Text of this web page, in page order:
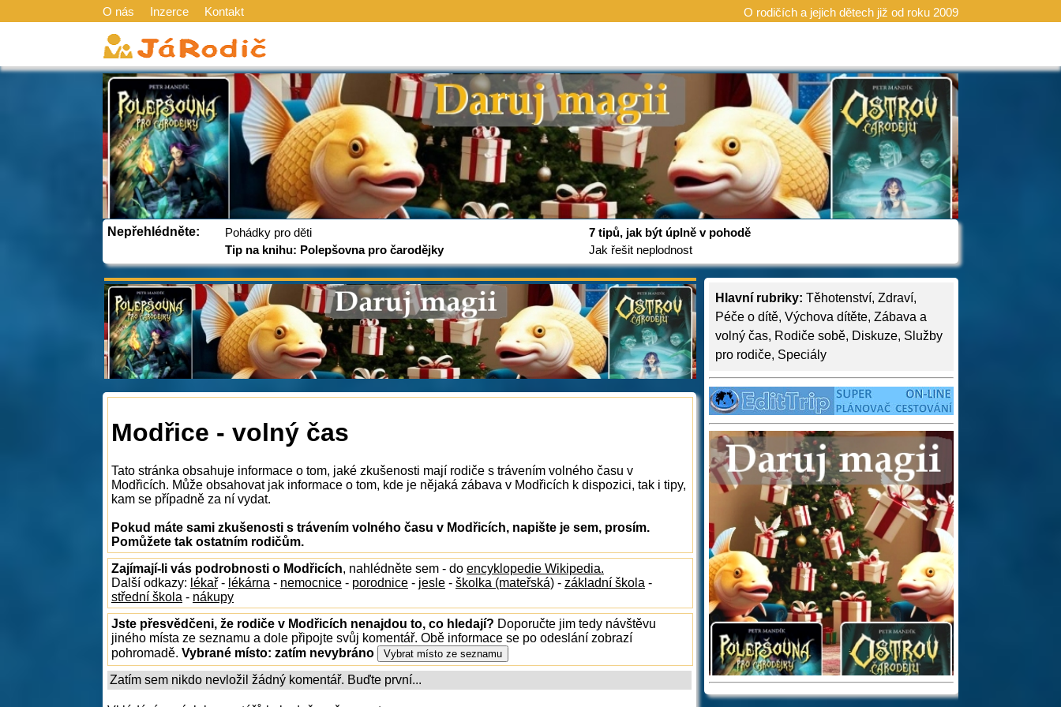
O nás Inzerce Kontakt O rodičích a jejich dětech již od roku 2009
Nepřehlédněte:
Pohádky pro děti
Tip na knihu: Polepšovna pro čarodějky
7 tipů, jak být úplně v pohodě
Jak řešit neplodnost
Hlavní rubriky: Těhotenství, Zdraví,
Péče o dítě, Výchova dítěte, Zábava a
volný čas, Rodiče sobě, Diskuze, Služby
pro rodiče, Speciály
Modřice - volný čas
Tato stránka obsahuje informace o tom, jaké zkušenosti mají rodiče s trávením volného času v
Modřicích. Může obsahovat jak informace o tom, kde je nějaká zábava v Modřicích k dispozici, tak i tipy,
kam se případně za ní vydat.
Pokud máte sami zkušenosti s trávením volného času v Modřicích, napište je sem, prosím.
Pomůžete tak ostatním rodičům.
Zajímají-li vás podrobnosti o Modřicích, nahlédněte sem - do encyklopedie Wikipedia.
Další odkazy: lékař - lékárna - nemocnice - porodnice - jesle - školka (mateřská) - základní škola -
střední škola - nákupy
Jste přesvědčeni, že rodiče v Modřicích nenajdou to, co hledají? Doporučte jim tedy návštěvu
jiného místa ze seznamu a dole připojte svůj komentář. Obě informace se po odeslání zobrazí
pohromadě. Vybrané místo: zatím nevybráno
Zatím sem nikdo nevložil žádný komentář. Buďte první...